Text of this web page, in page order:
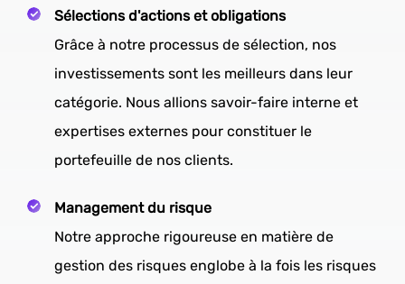
Sélections d'actions et obligations
Grâce à notre processus de sélection, nos
investissements sont les meilleurs dans leur
catégorie. Nous allions savoir-faire interne et
expertises externes pour constituer le
portefeuille de nos clients.
Management du risque
Notre approche rigoureuse en matière de
gestion des risques englobe à la fois les risques